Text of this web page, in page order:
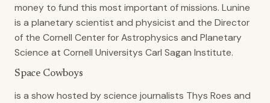
money to fund this most important of missions. Lunine
is a planetary scientist and physicist and the Director
of the Cornell Center for Astrophysics and Planetary
Science at Cornell Universitys Carl Sagan Institute.
Space Cowboys
is a show hosted by science journalists Thys Roes and